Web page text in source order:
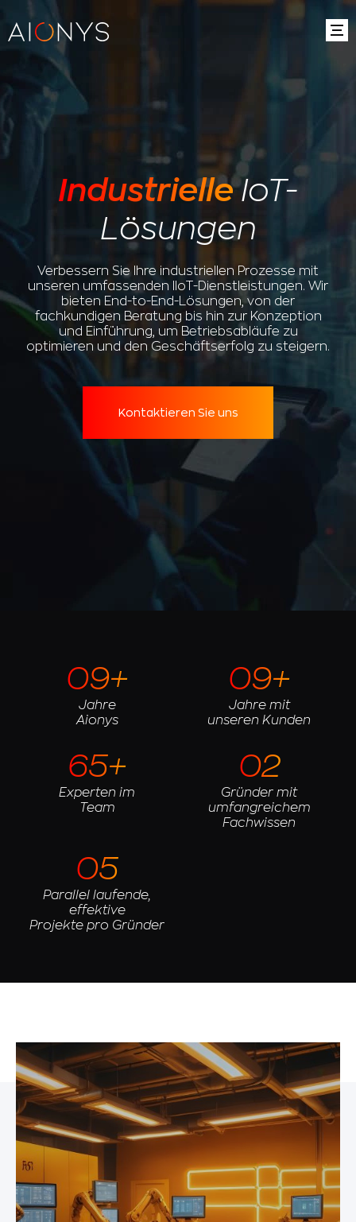
IndustrielleIoT-
Lösungen
Verbessern Sie Ihre industriellen Prozesse mit
unseren umfassenden IIoT-Dienstleistungen. Wir
bieten End-to-End-Lösungen, von der
fachkundigen Beratung bis hin zur Konzeption
und Einführung, um Betriebsabläufe zu
optimieren und den Geschäftserfolg zu steigern.
Kontaktieren Sie uns
09+
Jahre
Aionys
09+
Jahre mit
unseren Kunden
65+
Experten im
Team
02
Gründer mit
umfangreichem
Fachwissen
05
Parallel laufende,
effektive
Projekte pro Gründer